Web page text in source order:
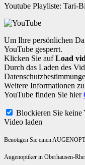
Youtube Playliste: Tari-
Um Ihre persönlichen
YouTube gesperrt.
Klicken Sie aufLoad
Durch das Laden des
Weitere Informationen
YouTube finden Sie hier
Blockieren Sie keine
Video laden
Benötigen Sie einen
Augenoptiker in Oberhausen-